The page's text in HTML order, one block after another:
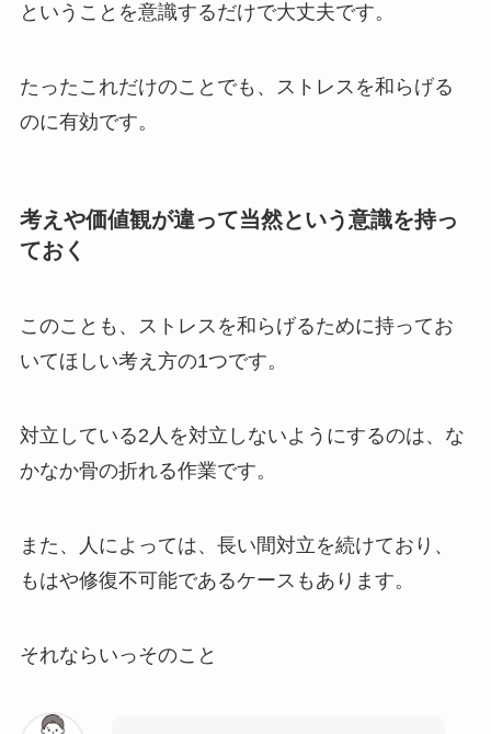
ということを意識するだけで大丈夫です。
たったこれだけのことでも、ストレスを和らげる
のに有効です。
考えや価値観が違って当然という意識を持っ
ておく
このことも、ストレスを和らげるために持ってお
いてほしい考え方の1つです。
対立している2人を対立しないようにするのは、な
かなか骨の折れる作業です。
また、人によっては、長い間対立を続けており、
もはや修復不可能であるケースもあります。
それならいっそのこと